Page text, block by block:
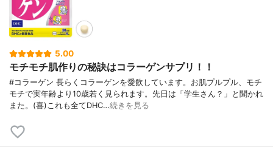
5.00
モチモチ肌作りの秘訣はコラーゲンサプリ！！
#コラーゲン 長らくコラーゲンを愛飲しています。お肌プルプル、モチ
モチで実年齢より10歳若く見られます。先日は「学生さん？」と聞かれ
また。(喜)これも全てDHC…続きを見る